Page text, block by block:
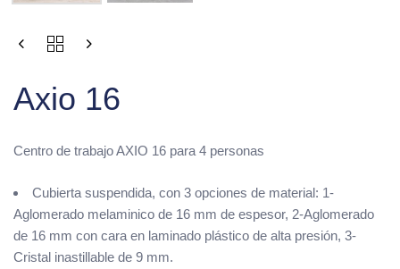
Axio 16
Centro de trabajo AXIO 16 para 4 personas
Cubierta suspendida, con 3 opciones de material: 1-
Aglomerado melaminico de 16 mm de espesor, 2-Aglomerado
de 16 mm con cara en laminado plástico de alta presión, 3-
Cristal inastillable de 9 mm.